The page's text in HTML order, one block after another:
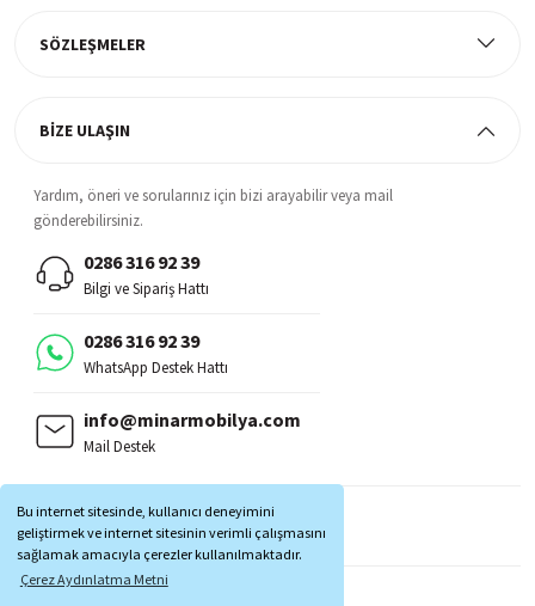
Bu internet sitesinde, kullanıcı deneyimini
geliştirmek ve internet sitesinin verimli çalışmasını
sağlamak amacıyla çerezler kullanılmaktadır.
Çerez Aydınlatma Metni
SÖZLEŞMELER
BİZE ULAŞIN
Yardım, öneri ve sorularınız için bizi arayabilir veya mail
gönderebilirsiniz.
0286 316 92 39
Bilgi ve Sipariş Hattı
0286 316 92 39
WhatsApp Destek Hattı
info@minarmobilya.com
Mail Destek
MOBİL UYGULAMALAR: